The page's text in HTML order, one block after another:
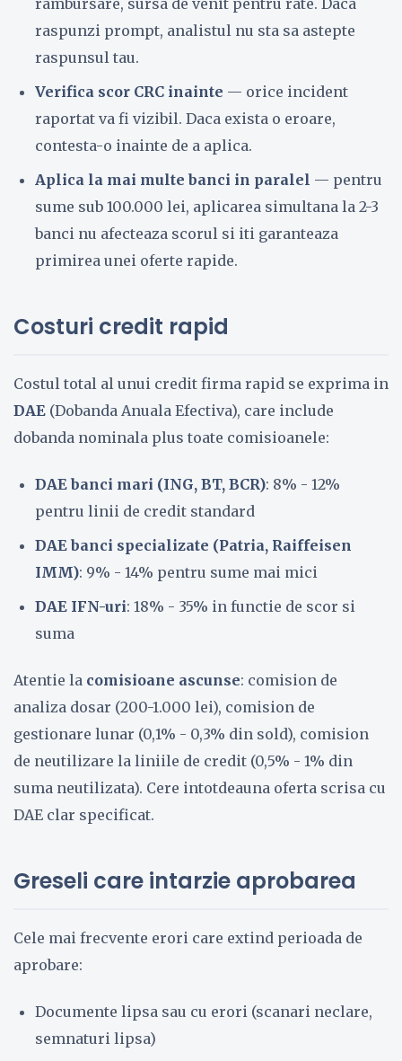
rambursare, sursa de venit pentru rate. Daca
raspunzi prompt, analistul nu sta sa astepte
raspunsul tau.
Verifica scor CRC inainte — orice incident
raportat va fi vizibil. Daca exista o eroare,
contesta-o inainte de a aplica.
Aplica la mai multe banci in paralel — pentru
sume sub 100.000 lei, aplicarea simultana la 2-3
banci nu afecteaza scorul si iti garanteaza
primirea unei oferte rapide.
Costuri credit rapid
Costul total al unui credit firma rapid se exprima in
DAE (Dobanda Anuala Efectiva), care include
dobanda nominala plus toate comisioanele:
DAE banci mari (ING, BT, BCR): 8% - 12%
pentru linii de credit standard
DAE banci specializate (Patria, Raiffeisen
IMM): 9% - 14% pentru sume mai mici
DAE IFN-uri: 18% - 35% in functie de scor si
suma
Atentie la comisioane ascunse: comision de
analiza dosar (200-1.000 lei), comision de
gestionare lunar (0,1% - 0,3% din sold), comision
de neutilizare la liniile de credit (0,5% - 1% din
suma neutilizata). Cere intotdeauna oferta scrisa cu
DAE clar specificat.
Greseli care intarzie aprobarea
Cele mai frecvente erori care extind perioada de
aprobare:
Documente lipsa sau cu erori (scanari neclare,
semnaturi lipsa)